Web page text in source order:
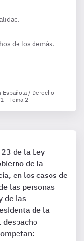
de los demás.
Española / Derecho
- Tema 2
de la Ley
de la
en los casos de
las personas
de las
de la
despacho